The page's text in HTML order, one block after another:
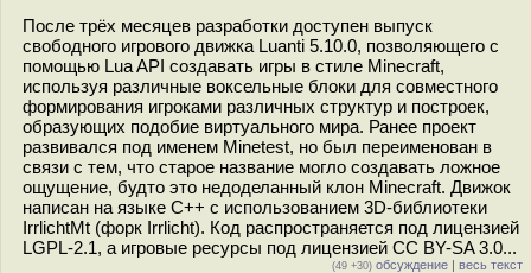
После трёх месяцев разработки доступен выпуск
свободного игрового движка Luanti 5.10.0, позволяющего с
помощью Lua API создавать игры в стиле Minecraft,
используя различные воксельные блоки для совместного
формирования игроками различных структур и построек,
образующих подобие виртуального мира. Ранее проект
развивался под именем Minetest, но был переименован в
связи с тем, что старое название могло создавать ложное
ощущение, будто это недоделанный клон Minecraft. Движок
написан на языке С++ c использованием 3D-библиотеки
IrrlichtMt (форк Irrlicht). Код распространяется под лицензией
LGPL-2.1, а игровые ресурсы под лицензией CC BY-SA 3.0...
(49 +30) обсуждение | весь текст